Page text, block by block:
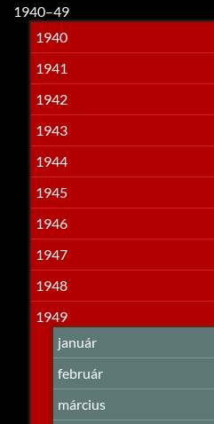
1940–49
1940
1941
1942
1943
1944
1945
1946
1947
1948
1949
január
február
március